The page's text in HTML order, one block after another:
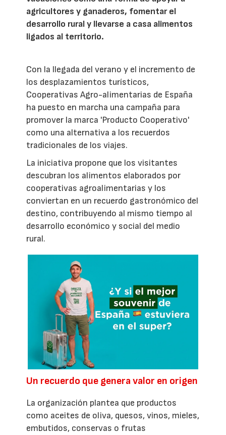
agricultores y ganaderos, fomentar el
desarrollo rural y llevarse a casa alimentos
ligados al territorio.
Con la llegada del verano y el incremento de
los desplazamientos turísticos,
Cooperativas Agro-alimentarias de España
ha puesto en marcha una campaña para
promover la marca 'Producto Cooperativo'
como una alternativa a los recuerdos
tradicionales de los viajes.
La iniciativa propone que los visitantes
descubran los alimentos elaborados por
cooperativas agroalimentarias y los
conviertan en un recuerdo gastronómico del
destino, contribuyendo al mismo tiempo al
desarrollo económico y social del medio
rural.
Un recuerdo que genera valor en origen
La organización plantea que productos
como aceites de oliva, quesos, vinos, mieles,
embutidos, conservas o frutas